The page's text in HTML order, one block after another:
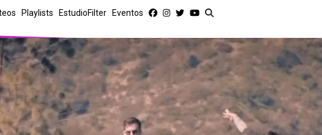
Playlists EstudioFilter Eventos